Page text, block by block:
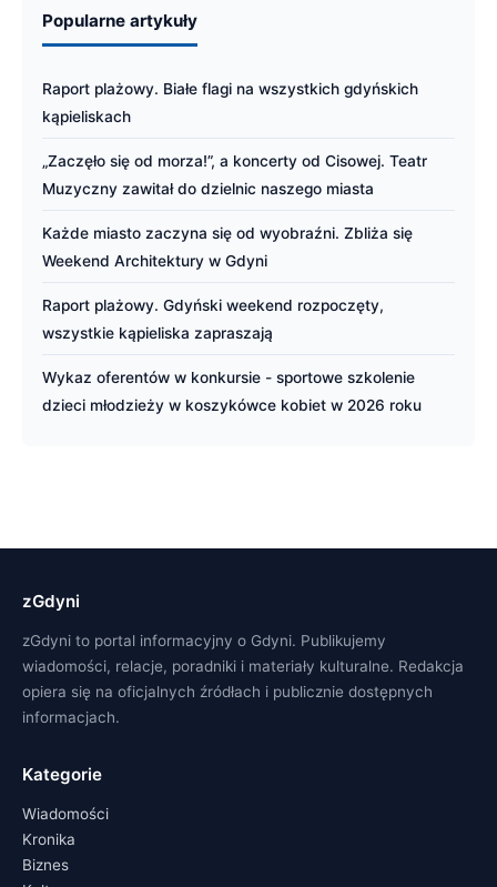
Popularne artykuły
Raport plażowy. Białe flagi na wszystkich gdyńskich
kąpieliskach
„Zaczęło się od morza!”, a koncerty od Cisowej. Teatr
Muzyczny zawitał do dzielnic naszego miasta
Każde miasto zaczyna się od wyobraźni. Zbliża się
Weekend Architektury w Gdyni
Raport plażowy. Gdyński weekend rozpoczęty,
wszystkie kąpieliska zapraszają
Wykaz oferentów w konkursie - sportowe szkolenie
dzieci młodzieży w koszykówce kobiet w 2026 roku
zGdyni
zGdyni to portal informacyjny o Gdyni. Publikujemy
wiadomości, relacje, poradniki i materiały kulturalne. Redakcja
opiera się na oficjalnych źródłach i publicznie dostępnych
informacjach.
Kategorie
Wiadomości
Kronika
Biznes